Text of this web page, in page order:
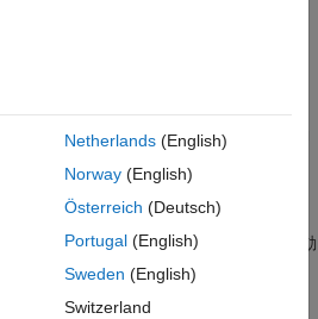
御
を使用して飛行制御アルゴリズムを自動
ArduPilot Autopilot の周辺装置にアクセ
を使用して飛行制御アルゴリズムを自動
Netherlands(English)
Norway(English)
Österreich (Deutsch)
Portugal(English)
Sweden (English)
Switzerland